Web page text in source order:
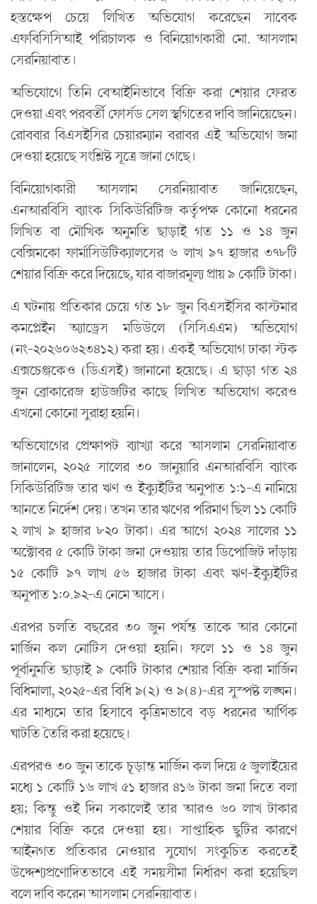
হস্তক্ষেপ চেয়ে লিখিত অভিযোগ করেছেন সাবেক
এফবিসিসিআই পরিচালক ও বিনিয়োগকারী মো. আসলাম
সেরনিয়াবাত।
অভিযোগে তিনি বেআইনিভাবে বিক্রি করা শেয়ার ফেরত
দেওয়া এবং পরবর্তী ফোর্সড সেল স্থগিতের দাবি জানিয়েছেন।
রোববার বিএসইসির চেয়ারম্যান বরাবর এই অভিযোগ জমা
দেওয়া হয়েছে সংশ্লিষ্ট সূত্রে জানা গেছে।
বিনিয়োগকারী আসলাম সেরনিয়াবাত জানিয়েছেন,
এনআরবিসি ব্যাংক সিকিউরিটিজ কর্তৃপক্ষ কোনো ধরনের
লিখিত বা মৌখিক অনুমতি ছাড়াই গত ১১ ও ১৪ জুন
বেক্সিমকো ফার্মাসিউটিক্যালসের ৬ লাখ ৯৭ হাজার ৩৭৮টি
শেয়ার বিক্রি করে দিয়েছে, যার বাজারমূল্য প্রায় ৯ কোটি টাকা।
এ ঘটনায় প্রতিকার চেয়ে গত ১৮ জুন বিএসইসির কাস্টমার
কমপ্লেইন অ্যাড্রেস মডিউলে (সিসিএএম) অভিযোগ
(নং-২০২৬০৬২৩৪১২) করা হয়। একই অভিযোগ ঢাকা স্টক
এক্সচেঞ্জকেও (ডিএসই) জানানো হয়েছে। এ ছাড়া গত ২৪
জুন ব্রোকারেজ হাউজটির কাছে লিখিত অভিযোগ করেও
এখনো কোনো সুরাহা হয়নি।
অভিযোগের প্রেক্ষাপট ব্যাখ্যা করে আসলাম সেরনিয়াবাত
জানালেন, ২০২৫ সালের ৩০ জানুয়ারি এনআরবিসি ব্যাংক
সিকিউরিটিজ তার ঋণ ও ইক্যুইটির অনুপাত ১:১-এ নামিয়ে
আনতে নির্দেশ দেয়। তখন তার ঋণের পরিমাণ ছিল ১১ কোটি
২ লাখ ৯ হাজার ৮২০ টাকা। এর আগে ২০২৪ সালের ১১
অক্টোবর ৫ কোটি টাকা জমা দেওয়ায় তার ডিপোজিট দাঁড়ায়
১৫ কোটি ৯৭ লাখ ৫৬ হাজার টাকা এবং ঋণ-ইক্যুইটির
অনুপাত ১:০.৯২-এ নেমে আসে।
এরপর চলতি বছরের ৩০ জুন পর্যন্ত তাকে আর কোনো
মার্জিন কল নোটিস দেওয়া হয়নি। ফলে ১১ ও ১৪ জুন
পূর্বানুমতি ছাড়াই ৯ কোটি টাকার শেয়ার বিক্রি করা মার্জিন
বিধিমালা, ২০২৫-এর বিধি ৯(২) ও ৯(৪)-এর সুস্পষ্ট লঙ্ঘন।
এর মাধ্যমে তার হিসাবে কৃত্রিমভাবে বড় ধরনের আর্থিক
ঘাটতি তৈরি করা হয়েছে।
এরপরও ৩০ জুন তাকে চূড়ান্ত মার্জিন কল দিয়ে ৫ জুলাইয়ের
মধ্যে ১ কোটি ১৬ লাখ ৫১ হাজার ৪১৬ টাকা জমা দিতে বলা
হয়; কিন্তু ওই দিন সকালেই তার আরও ৬০ লাখ টাকার
শেয়ার বিক্রি করে দেওয়া হয়। সাপ্তাহিক ছুটির কারণে
আইনগত প্রতিকার নেওয়ার সুযোগ সংকুচিত করতেই
উদ্দেশ্যপ্রণোদিতভাবে এই সময়সীমা নির্ধারণ করা হয়েছিল
বলে দাবি করেন আসলাম সেরনিয়াবাত।